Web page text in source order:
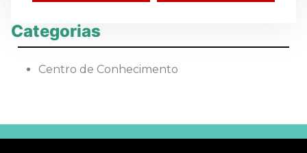
Categorias
Centro de Conhecimento